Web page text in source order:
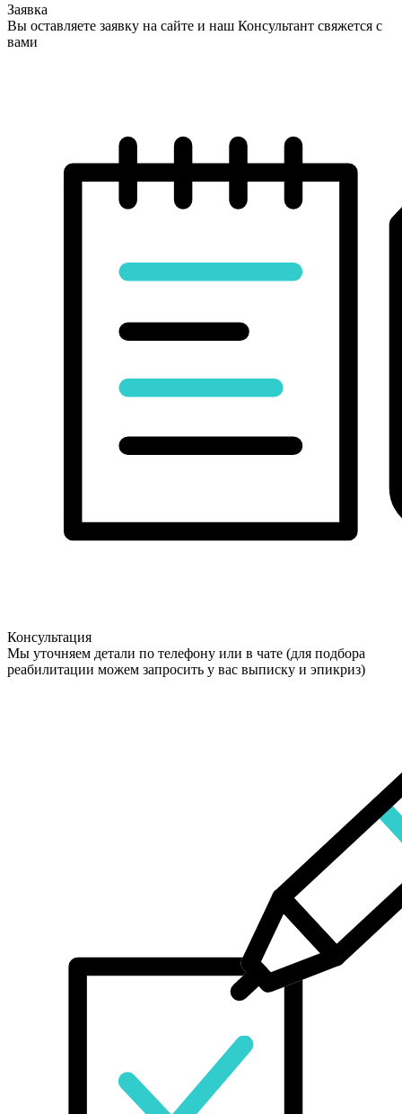
Заявка
Вы оставляете заявку на сайте и наш Консультант свяжется с
вами
Консультация
Мы уточняем детали по телефону или в чате (для подбора
реабилитации можем запросить у вас выписку и эпикриз)